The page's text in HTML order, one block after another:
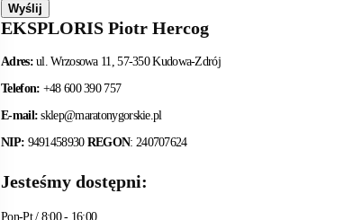
EKSPLORIS Piotr Hercog
Adres:ul. Wrzosowa 11, 57-350 Kudowa-Zdrój
Telefon: +48 600 390 757
E-mail: sklep@maratonygorskie.pl
NIP: 9491458930 REGON: 240707624
Jesteśmy dostępni:
Pon-Pt / 8:00 - 16:00